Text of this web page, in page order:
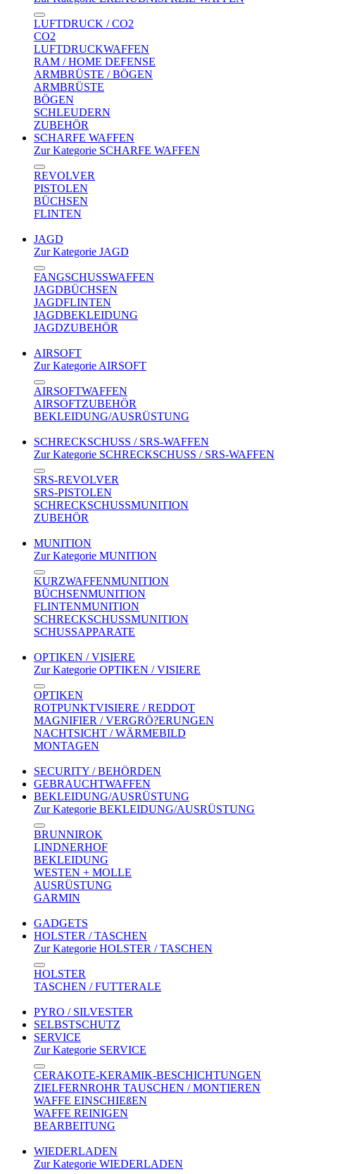
LUFTDRUCK / CO2
CO2
LUFTDRUCKWAFFEN
RAM / HOME DEFENSE
ARMBRÜSTE / BÖGEN
ARMBRÜSTE
BÖGEN
SCHLEUDERN
ZUBEHÖR
SCHARFE WAFFEN
Zur Kategorie SCHARFE WAFFEN
REVOLVER
PISTOLEN
BÜCHSEN
FLINTEN
JAGD
Zur Kategorie JAGD
FANGSCHUSSWAFFEN
JAGDBÜCHSEN
JAGDFLINTEN
JAGDBEKLEIDUNG
JAGDZUBEHÖR
AIRSOFT
Zur Kategorie AIRSOFT
AIRSOFTWAFFEN
AIRSOFTZUBEHÖR
BEKLEIDUNG/AUSRÜSTUNG
SCHRECKSCHUSS / SRS-WAFFEN
Zur Kategorie SCHRECKSCHUSS / SRS-WAFFEN
SRS-REVOLVER
SRS-PISTOLEN
SCHRECKSCHUSSMUNITION
ZUBEHÖR
MUNITION
Zur Kategorie MUNITION
KURZWAFFENMUNITION
BÜCHSENMUNITION
FLINTENMUNITION
SCHRECKSCHUSSMUNITION
SCHUSSAPPARATE
OPTIKEN / VISIERE
Zur Kategorie OPTIKEN / VISIERE
OPTIKEN
ROTPUNKTVISIERE / REDDOT
MAGNIFIER / VERGRÖ?ERUNGEN
NACHTSICHT / WÄRMEBILD
MONTAGEN
SECURITY / BEHÖRDEN
GEBRAUCHTWAFFEN
BEKLEIDUNG/AUSRÜSTUNG
Zur Kategorie BEKLEIDUNG/AUSRÜSTUNG
BRUNNIROK
LINDNERHOF
BEKLEIDUNG
WESTEN + MOLLE
AUSRÜSTUNG
GARMIN
GADGETS
HOLSTER / TASCHEN
Zur Kategorie HOLSTER / TASCHEN
HOLSTER
TASCHEN / FUTTERALE
PYRO / SILVESTER
SELBSTSCHUTZ
SERVICE
Zur Kategorie SERVICE
CERAKOTE-KERAMIK-BESCHICHTUNGEN
ZIELFERNROHR TAUSCHEN / MONTIEREN
WAFFE EINSCHIEßEN
WAFFE REINIGEN
BEARBEITUNG
WIEDERLADEN
Zur Kategorie WIEDERLADEN